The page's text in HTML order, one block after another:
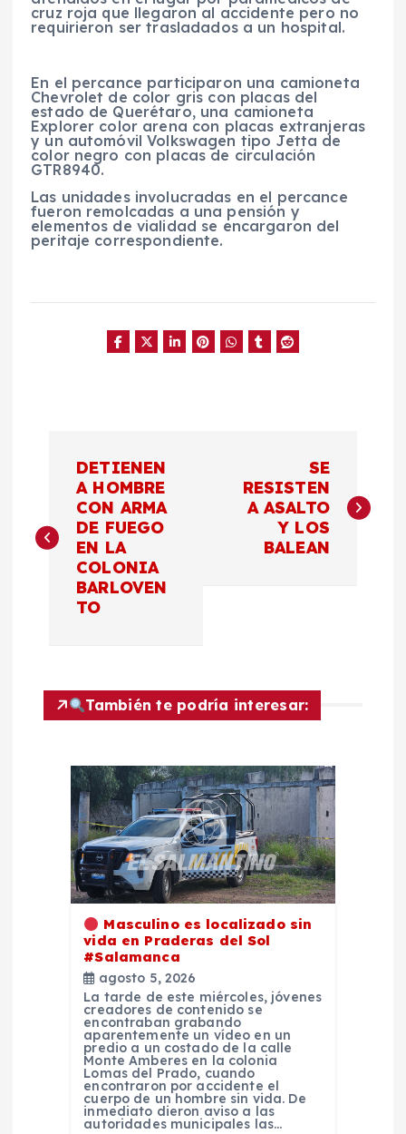
cruz roja que llegaron al accidente pero no
requirieron ser trasladados a un hospital.
En el percance participaron una camioneta
Chevrolet de color gris con placas del
estado de Querétaro, una camioneta
Explorer color arena con placas extranjeras
y un automóvil Volkswagen tipo Jetta de
color negro con placas de circulación
GTR8940.
Las unidades involucradas en el percance
fueron remolcadas a una pensión y
elementos de vialidad se encargaron del
peritaje correspondiente.
v
c
DETIENEN
A HOMBRE
CON ARMA
DE FUEGO
EN LA
COLONIA
BARLOVEN
TO
SE
RESISTEN
A ASALTO
Y LOS
BALEAN
También te podría interesar:
Masculino es localizado sin
vida en Praderas del Sol
#Salamanca
agosto 5, 2026
La tarde de este miércoles, jóvenes
creadores de contenido se
encontraban grabando
aparentemente un vídeo en un
predio a un costado de la calle
Monte Amberes en la colonia
Lomas del Prado, cuando
encontraron por accidente el
cuerpo de un hombre sin vida. De
inmediato dieron aviso a las
autoridades municipales las…